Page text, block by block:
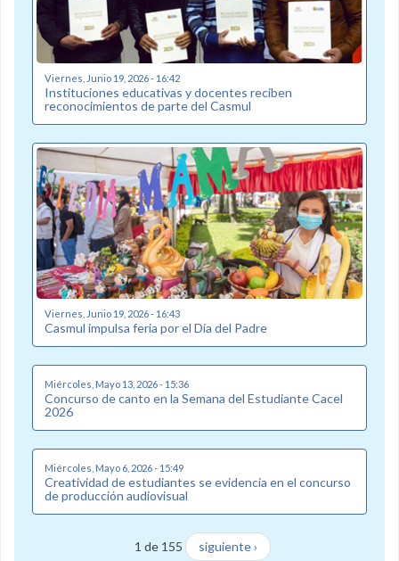
Viernes, Junio 19, 2026 - 16:42
Instituciones educativas y docentes reciben
reconocimientos de parte del Casmul
Viernes, Junio 19, 2026 - 16:43
Casmul impulsa feria por el Día del Padre
Miércoles, Mayo 13, 2026 - 15:36
Concurso de canto en la Semana del Estudiante Cacel
2026
Miércoles, Mayo 6, 2026 - 15:49
Creatividad de estudiantes se evidencia en el concurso
de producción audiovisual
1 de 155 siguiente ›